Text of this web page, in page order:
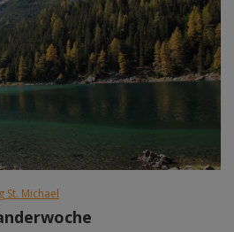
St. Michael